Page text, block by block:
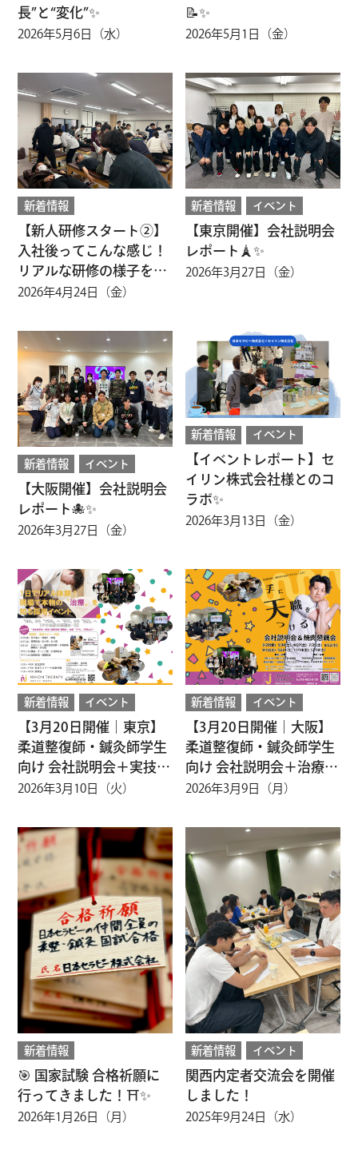
長”と“変化”✨
2026年5月6日（水）
📝✨
2026年5月1日（金）
新着情報
【新人研修スタート②】
入社後ってこんな感じ！
リアルな研修の様子を公
開✨
2026年4月24日（金）
新着情報 イベント
【東京開催】会社説明会
レポート🗼✨
2026年3月27日（金）
新着情報 イベント
【大阪開催】会社説明会
レポート🐙✨
2026年3月27日（金）
新着情報 イベント
【イベントレポート】セ
イリン株式会社様とのコ
ラボ✨
2026年3月13日（金）
新着情報 イベント
【3月20日開催｜東京】
柔道整復師・鍼灸師学生
向け 会社説明会＋実技セ
ミナー✨
2026年3月10日（火）
新着情報 イベント
【3月20日開催｜大阪】
柔道整復師・鍼灸師学生
向け 会社説明会＋治療体
験のお知らせ✨
2026年3月9日（月）
新着情報
🎯 国家試験 合格祈願に
行ってきました！⛩️✨
2026年1月26日（月）
新着情報 イベント
関西内定者交流会を開催
しました！
2025年9月24日（水）